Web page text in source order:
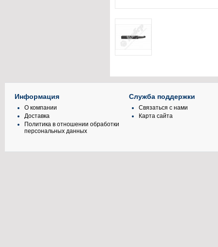
Информация
О компании
Доставка
Политика в отношении обработки
персональных данных
Служба поддержки
Связаться с нами
Карта сайта